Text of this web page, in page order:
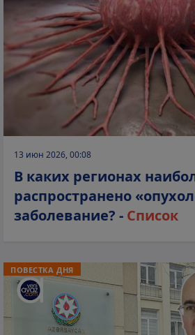
13 июн 2026, 00:08
В каких регионах
распространено
заболевание? - Список
ПОВЕСТКА ДНЯ